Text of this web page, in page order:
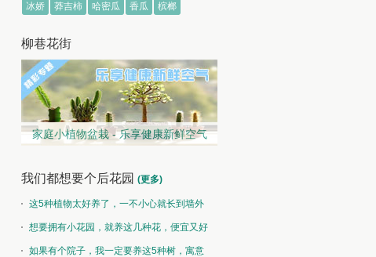
冰娇 莽吉柿 哈密瓜 香瓜 槟榔
柳巷花街
家庭小植物盆栽 - 乐享健康新鲜空气
我们都想要个后花园 (更多)
这5种植物太好养了，一不小心就长到墙外
了~想要拥有小花园，就养这几种花，便宜又好
养！如果有个院子，我一定要养这5种树，寓意